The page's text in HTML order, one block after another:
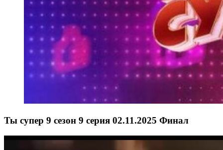
Ты супер 9 сезон 9 серия 02.11.2025 Финал